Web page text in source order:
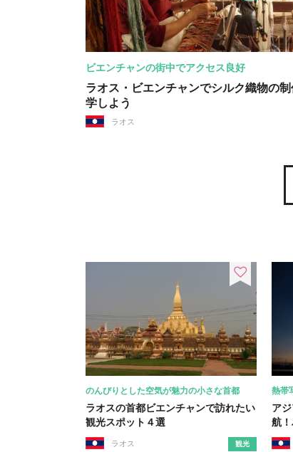
ビエンチャンの街中でアクセス良好
ラオス・ビエンチャンでシルク織物の
学しよう
ラオス
のんびりとした空気が魅力の小さな首都
ラオスの首都ビエンチャンで訪れたい
観光スポット４選
ラオス 観光
熱帯
ア
航